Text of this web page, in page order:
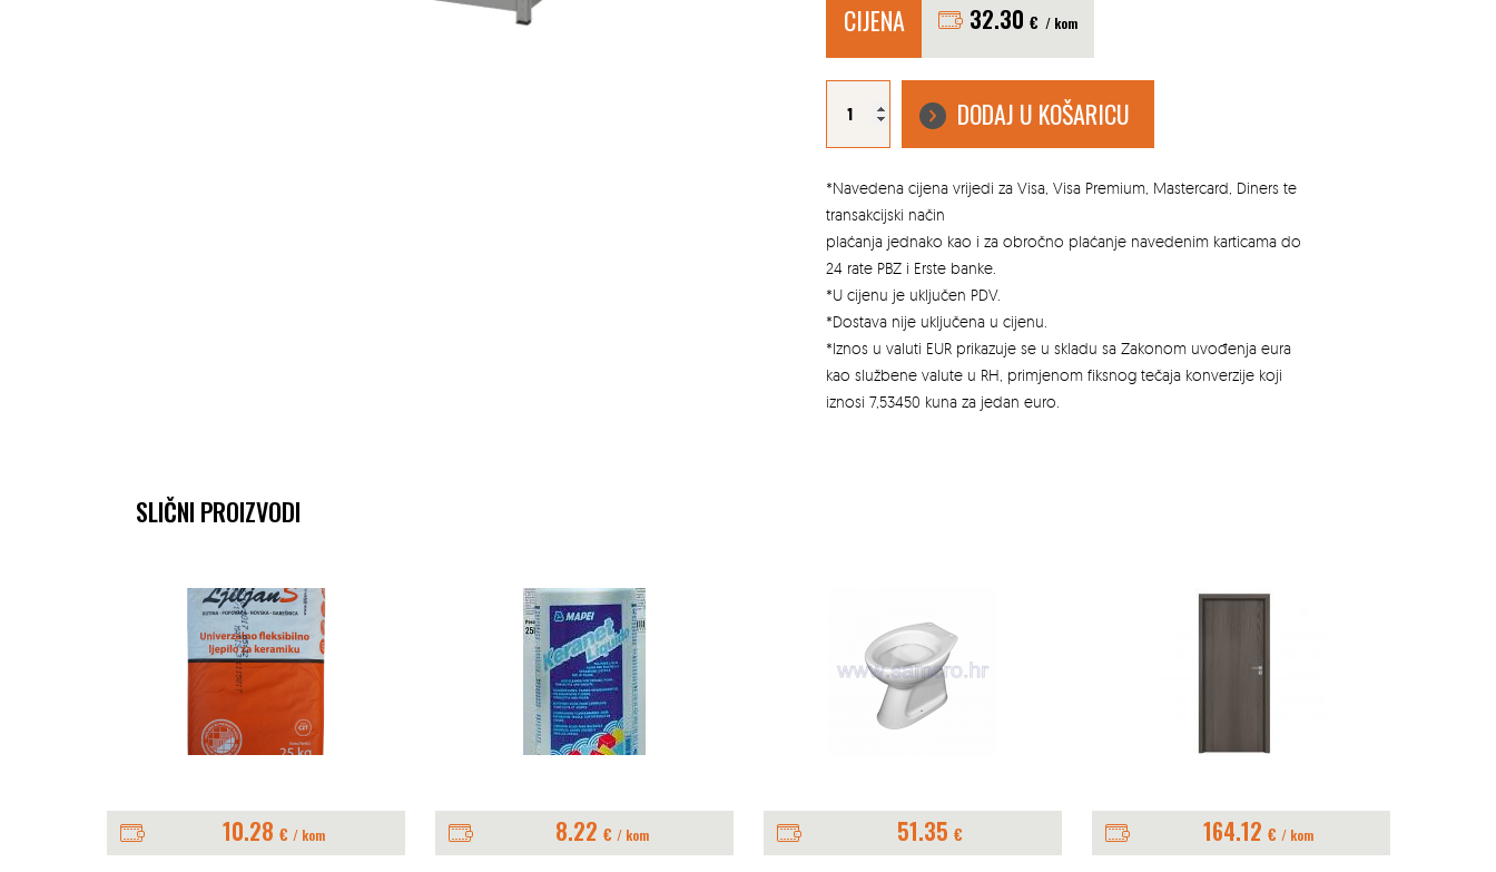
CIJENA 32.30 € / kom
Metalna
drvenom
180x90x40
spajanje)
količina
DODAJ U KOŠARICU
*Navedena cijena vrijedi za Visa, Visa Premium, Mastercard, Diners te
transakcijski način
plaćanja jednako kao i za obročno plaćanje navedenim karticama do
24 rate PBZ i Erste banke.
*U cijenu je uključen PDV.
*Dostava nije uključena u cijenu.
*Iznos u valuti EUR prikazuje se u skladu sa Zakonom uvođenja eura
kao službene valute u RH, primjenom fiksnog tečaja konverzije koji
iznosi 7,53450 kuna za jedan euro.
SLIČNI PROIZVODI
10.28 € / kom 8.22 € / kom 51.35 € 164.12 € / kom